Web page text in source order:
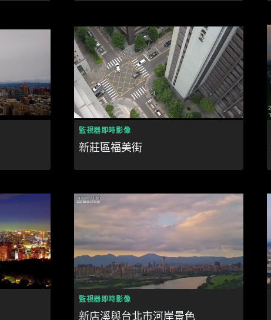
監視器即時影像
新莊區福美街
監視器即時影像
新店溪與台北市河岸景色